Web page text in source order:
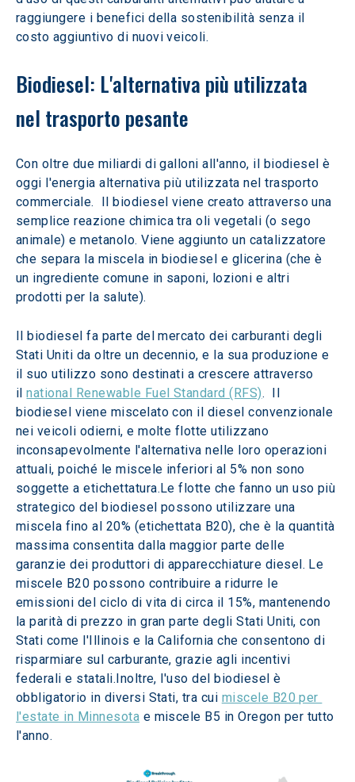
raggiungere i benefici della sostenibilità senza il
costo aggiuntivo di nuovi veicoli.
Biodiesel: L'alternativa più utilizzata
nel trasporto pesante
Con oltre due miliardi di galloni all'anno, il biodiesel è
oggi l'energia alternativa più utilizzata nel trasporto
commerciale.  Il biodiesel viene creato attraverso una
semplice reazione chimica tra oli vegetali (o sego
animale) e metanolo. Viene aggiunto un catalizzatore
che separa la miscela in biodiesel e glicerina (che è
un ingrediente comune in saponi, lozioni e altri
prodotti per la salute).
Il biodiesel fa parte del mercato dei carburanti degli
Stati Uniti da oltre un decennio, e la sua produzione e
il suo utilizzo sono destinati a crescere attraverso
il national Renewable Fuel Standard (RFS).  Il
biodiesel viene miscelato con il diesel convenzionale
nei veicoli odierni, e molte flotte utilizzano
inconsapevolmente l'alternativa nelle loro operazioni
attuali, poiché le miscele inferiori al 5% non sono
soggette a etichettatura.Le flotte che fanno un uso più
strategico del biodiesel possono utilizzare una
miscela fino al 20% (etichettata B20), che è la quantità
massima consentita dalla maggior parte delle
garanzie dei produttori di apparecchiature diesel. Le
miscele B20 possono contribuire a ridurre le
emissioni del ciclo di vita di circa il 15%, mantenendo
la parità di prezzo in gran parte degli Stati Uniti, con
Stati come l'Illinois e la California che consentono di
risparmiare sul carburante, grazie agli incentivi
federali e statali.Inoltre, l'uso del biodiesel è
obbligatorio in diversi Stati, tra cui miscele B20 per
l'estate in Minnesota e miscele B5 in Oregon per tutto
l'anno.